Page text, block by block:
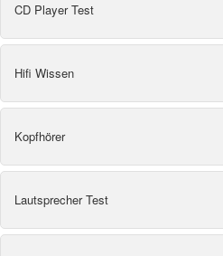
CD Player Test
Hifi Wissen
Kopfhörer
Lautsprecher Test